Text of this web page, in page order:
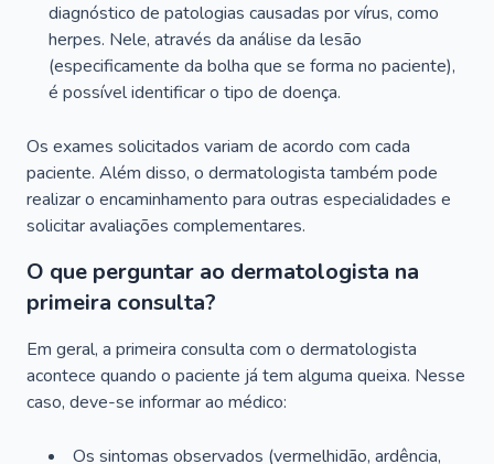
diagnóstico de patologias causadas por vírus, como
herpes. Nele, através da análise da lesão
(especificamente da bolha que se forma no paciente),
é possível identificar o tipo de doença.
Os exames solicitados variam de acordo com cada
paciente. Além disso, o dermatologista também pode
realizar o encaminhamento para outras especialidades e
solicitar avaliações complementares.
O que perguntar ao dermatologista na
primeira consulta?
Em geral, a primeira consulta com o dermatologista
acontece quando o paciente já tem alguma queixa. Nesse
caso, deve-se informar ao médico:
Os sintomas observados (vermelhidão, ardência,